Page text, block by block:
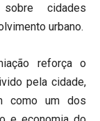
cidades
urbano.
reforça o
pela cidade,
como um dos